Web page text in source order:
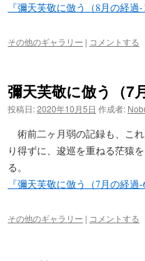
『彌天芙敬に倣う（8月の経
その他のギャラリー | コメントする
彌天芙敬に倣う（7
投稿日:2020年10月5日 作成者:
術前二ヶ月弱の記録も、こ
り得ずに、逡巡を重ねる茫猿
る。
『彌天芙敬に倣う（7月の経
その他のギャラリー | コメントする